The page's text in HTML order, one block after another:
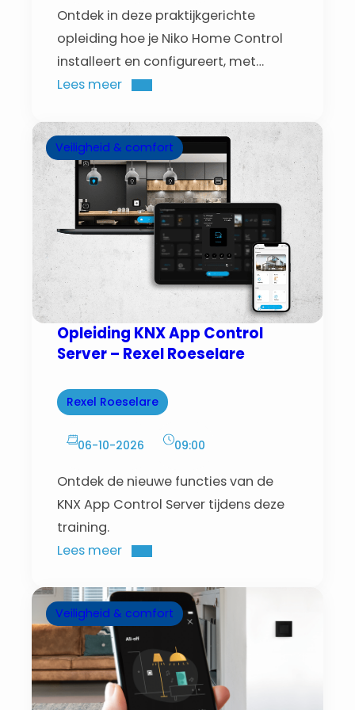
Ontdek in deze praktijkgerichte
opleiding hoe je Niko Home Control
installeert en configureert, met
hands-on oefeningen en begeleiding
Lees meer
Veiligheid & comfort
Opleiding KNX App Control
Server – Rexel Roeselare
Rexel Roeselare
06-10-2026 09:00
Ontdek de nieuwe functies van de
KNX App Control Server tijdens deze
training.
Lees meer
Veiligheid & comfort